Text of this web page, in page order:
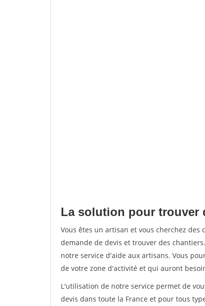
La solution pour trouver
Vous êtes un artisan et vous cherchez
demande de devis et trouver des
notre service d'aide aux artisans. Vous
de votre zone d'activité et qui auront
L'utilisation de notre service permet de
devis dans toute la France et pour tous